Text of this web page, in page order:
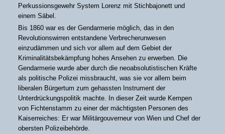
Perkussionsgewehr System Lorenz mit Stichbajonett und
einem Säbel.
Bis 1860 war es der Gendarmerie möglich, das in den
Revolutionswirren entstandene Verbrecherunwesen
einzudämmen und sich vor allem auf dem Gebiet der
Kriminalitätsbekämpfung hohes Ansehen zu erwerben. Die
Gendarmerie wurde aber durch die neoabsolutistischen Kräfte
als politische Polizei missbraucht, was sie vor allem beim
liberalen Bürgertum zum gehassten Instrument der
Unterdrückungspolitik machte. In dieser Zeit wurde Kempen
von Fichtenstamm zu einer der mächtigsten Personen des
Kaiserreiches: Er war Militärgouverneur von Wien und Chef der
obersten Polizeibehörde.